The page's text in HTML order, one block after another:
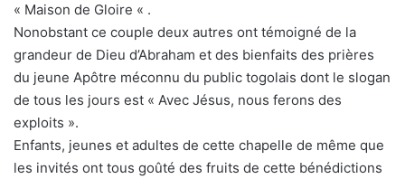
« Maison de Gloire « .
Nonobstant ce couple deux autres ont témoigné de la
grandeur de Dieu d’Abraham et des bienfaits des prières
du jeune Apôtre méconnu du public togolais dont le slogan
de tous les jours est « Avec Jésus, nous ferons des
exploits ».
Enfants, jeunes et adultes de cette chapelle de même que
les invités ont tous goûté des fruits de cette bénédictions